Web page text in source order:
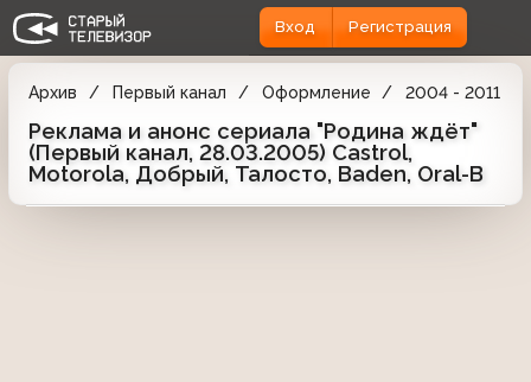
Вход Регистрация
Архив Первый канал Оформление 2004 - 2011
Реклама и анонс сериала "Родина ждёт"
(Первый канал, 28.03.2005) Castrol,
Motorola, Добрый, Талосто, Baden, Oral-B